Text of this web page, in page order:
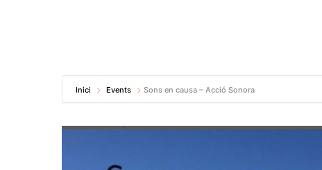
Inici Events Sons en causa – Acció Sonora